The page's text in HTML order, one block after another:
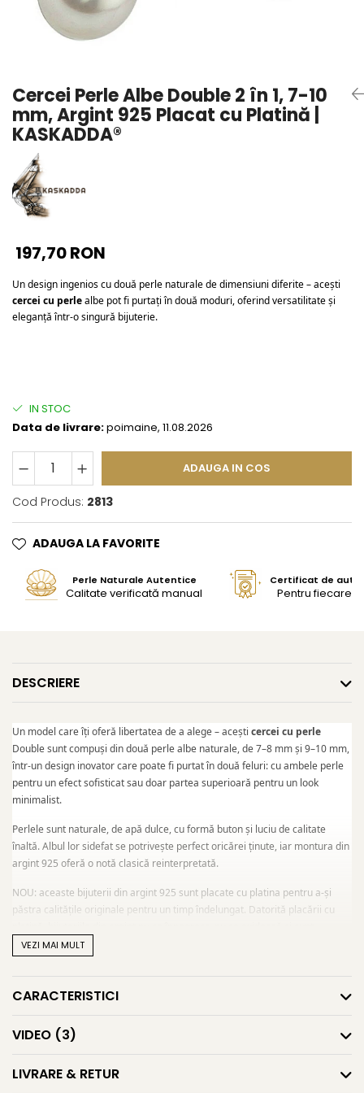
Seturi Perle cu Argint
Brățări cu Perle
Cercei Perle Albe Double 2 în 1, 7-10
mm, Argint 925 Placat cu Platină |
KASKADDA®
197,70 RON
cercei cu perle albe pot fi purtați în două moduri, oferind versatilitate și
eleganță într-o singură bijuterie.
IN STOC
Data de livrare:poimaine, 11.08.2026
ADAUGA IN COS
Cod Produs: 2813
ADAUGA LA FAVORITE
Perle Naturale Autentice
Calitate verificată manual
Certificat de
Pentru fiecare
DESCRIERE
Un model care îți oferă libertatea de a alege – acești cercei cu perle
Double sunt compuși din două perle albe naturale, de 7–8 mm și 9–10 mm,
într-un design inovator care poate fi purtat în două feluri: cu ambele perle
pentru un efect sofisticat sau doar partea superioară pentru un look
minimalist.
Perlele sunt naturale, de apă dulce, cu formă buton și luciu de calitate
înaltă. Albul lor sidefat se potrivește perfect oricărei ținute, iar montura din
argint 925 oferă o notă clasică reinterpretată.
NOU: aceaste bijuterii din argint 925 sunt placate cu platina pentru a-și
păstra calitățile originale pentru un timp îndelungat. Datorită placării cu
rezistente la orice fel de decolorare. Vizual, prin placarea cu platină,
bijuteriile din argint capătă o culoare un pic mai întunecată, foarte
asemănătoare culorii aurului alb.
piesă statement, dar care rămâne practică și adaptabilă – fie pentru zi, fie
pentru seară.
Asemenea designuri regăsești și în selecția noastră de
VEZI MAI MULT
CARACTERISTICI
VIDEO (3)
LIVRARE & RETUR